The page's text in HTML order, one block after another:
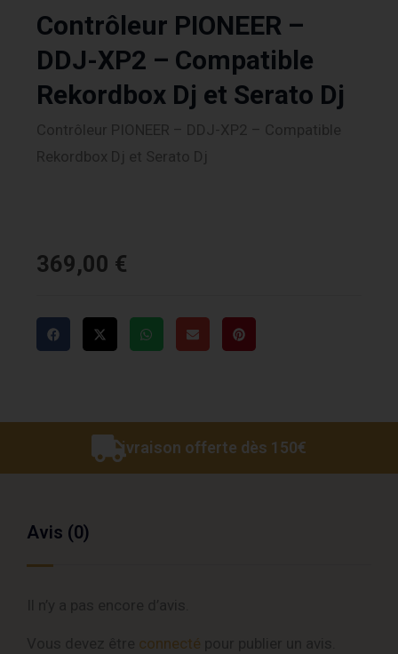
Contrôleur PIONEER –
DDJ-XP2 – Compatible
Rekordbox Dj et Serato Dj
Contrôleur PIONEER – DDJ-XP2 – Compatible
Rekordbox Dj et Serato Dj
369,00 €
Livraison offerte dès 150€
Avis (0)
connecté